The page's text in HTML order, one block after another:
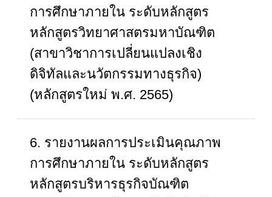
การศึกษาภายใน ระดับหลักสูตร
หลักสูตรวิทยาศาสตรมหาบัณฑิต
(สาขาวิชาการเปลี่ยนแปลงเชิง
ดิจิทัลและนวัตกรรมทางธุรกิจ)
(หลักสูตรใหม่ พ.ศ. 2565)
6. รายงานผลการประเมินคุณภาพ
การศึกษาภายใน ระดับหลักสูตร
หลักสูตรบริหารธุรกิจบัณฑิต